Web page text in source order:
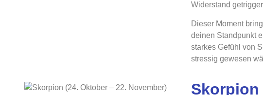
Widerstand
Dieser Moment
deinen Standpunkt
starkes Gefühl von
stressig gewesen